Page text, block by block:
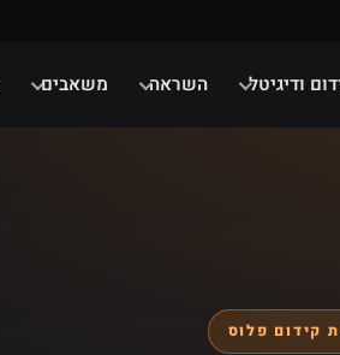
ודיגיטל השראה משאבים
קידום פלוס